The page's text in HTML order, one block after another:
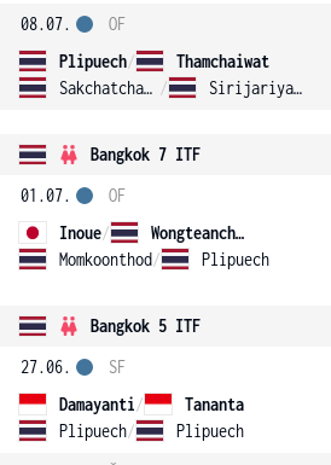
08.07.
Plipuech/
Thamchaiwat
Sakchatchawan / Sirijariyaporn
OF
Bangkok 7 ITF
01.07.
Inoue/
Wongteanchai
Momkoonthod/ Plipuech
OF
Bangkok 5 ITF
27.06.
Damayanti/
Tananta
Plipuech/ Plipuech
SF